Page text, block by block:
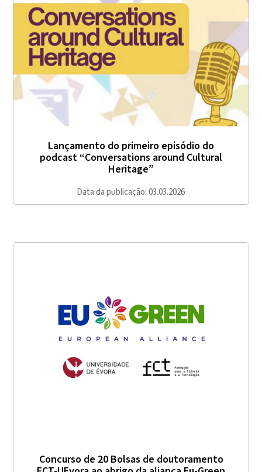
Lançamento do primeiro episódio do
podcast “Conversations around Cultural
Heritage”
Data da publicação: 03.03.2026
Concurso de 20 Bolsas de doutoramento